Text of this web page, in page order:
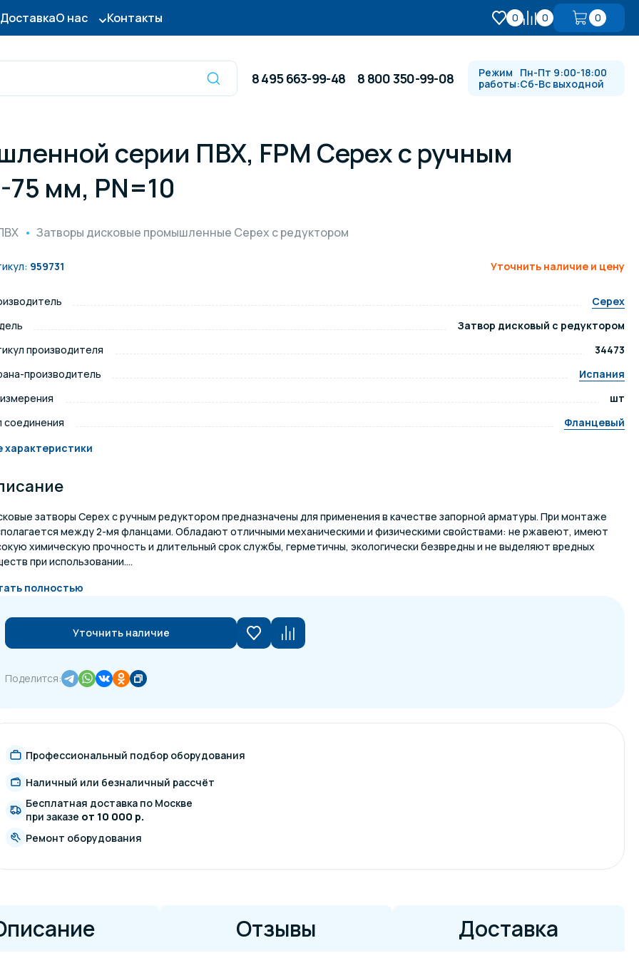
ДоставкаО нас Контакты 0 0 0
для бассейна
Оборудование для
дезинфекции
Противотоки и гидромассажи
и поручни
душевые стойки
покрытия
и подсветка для
материалы
8 495 663-99-48 8 800 350-99-08
Режим
работы:
Пн-Пт 9:00-18:00
Сб-Вс выходной
серии ПВХ, FPM Cepex с ручным
мм, PN=10
Затворы дисковые промышленные Cepex с редуктором
959731 Уточнить наличие и цену
Cepex
Затвор дисковый с редуктором
производителя
34473
производитель
Испания
шт
соединения
Фланцевый
характеристики
затворы Cepex с ручным редуктором предназначены для применения в качестве запорной арматуры. При монтаже
между 2-мя фланцами. Обладают отличными механическими и физическими свойствами: не ржавеют, имеют
химическую прочность и длительный срок службы, герметичны, экологически безвредны и не выделяют вредных
при использовании....
полностью
Уточнить наличие
Поделится:
Профессиональный подбор оборудования
Наличный или безналичный рассчёт
Бесплатная доставка по Москве
при заказе от 10 000 р.
Ремонт оборудования
Отзывы Доставка